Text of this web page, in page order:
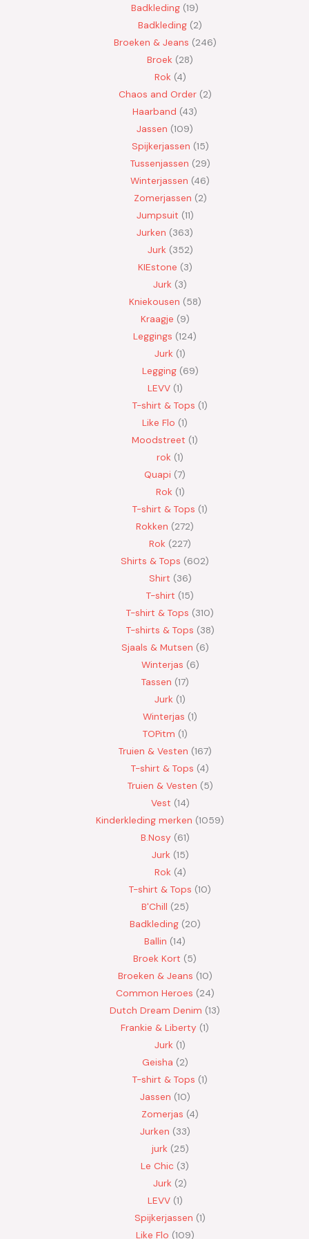
Badkleding 19
Badkleding 2
Broeken & Jeans 246
Broek 28
Rok 4
Chaos and Order 2
Haarband 43
Jassen 109
Spijkerjassen 15
Tussenjassen 29
Winterjassen 46
Zomerjassen 2
Jumpsuit 11
Jurken 363
Jurk 352
KIEstone 3
Jurk 3
Kniekousen 58
Kraagje 9
Leggings 124
Jurk 1
Legging 69
LEVV 1
T-shirt & Tops 1
Like Flo 1
Moodstreet 1
rok 1
Quapi 7
Rok 1
T-shirt & Tops 1
Rokken 272
Rok 227
Shirts & Tops 602
Shirt 36
T-shirt 15
T-shirt & Tops 310
T-shirts & Tops 38
Sjaals & Mutsen 6
Winterjas 6
Tassen 17
Jurk 1
Winterjas 1
TOPitm 1
Truien & Vesten 167
T-shirt & Tops 4
Truien & Vesten 5
Vest 14
Kinderkleding merken 1059
B.Nosy 61
Jurk 15
Rok 4
T-shirt & Tops 10
B'Chill 25
Badkleding 20
Ballin 14
Broek Kort 5
Broeken & Jeans 10
Common Heroes 24
Dutch Dream Denim 13
Frankie & Liberty 1
Jurk 1
Geisha 2
T-shirt & Tops 1
Jassen 10
Zomerjas 4
Jurken 33
jurk 25
Le Chic 3
Jurk 2
LEVV 1
Spijkerjassen 1
Like Flo 109